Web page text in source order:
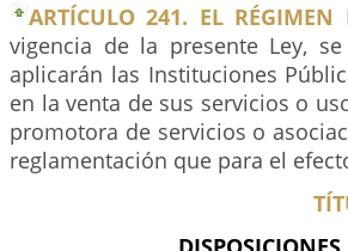
ARTÍCULO 241. EL RÉGIMEN
vigencia de la presente Ley,
aplicarán las Instituciones
en la venta de sus servicios o
promotora de servicios o
reglamentación que para el